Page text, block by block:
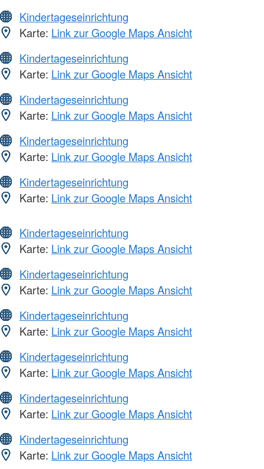
Kindertageseinrichtung
Karte: Link zur Google Maps Ansicht
Kindertageseinrichtung
Karte: Link zur Google Maps Ansicht
Kindertageseinrichtung
Karte: Link zur Google Maps Ansicht
Kindertageseinrichtung
Karte: Link zur Google Maps Ansicht
Kindertageseinrichtung
Karte: Link zur Google Maps Ansicht
Kindertageseinrichtung
Karte: Link zur Google Maps Ansicht
Kindertageseinrichtung
Karte: Link zur Google Maps Ansicht
Kindertageseinrichtung
Karte: Link zur Google Maps Ansicht
Kindertageseinrichtung
Karte: Link zur Google Maps Ansicht
Kindertageseinrichtung
Karte: Link zur Google Maps Ansicht
Kindertageseinrichtung
Karte: Link zur Google Maps Ansicht